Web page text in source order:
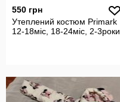
550 грн
Утеплений костюм Primark
12-18міс, 18-24міс, 2-3роки